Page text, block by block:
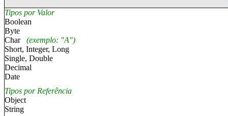
Tipos por Valor
Boolean
Byte
Char (exemplo: "A")
Short, Integer, Long
Single, Double
Decimal
Date
Tipos por Referência
Object
String